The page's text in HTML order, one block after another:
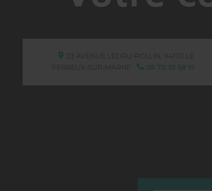
33 AVENUE LEDRU-ROLLIN, 94170
LE
PERREUX-SUR-MARNE
09 70 35 58 19